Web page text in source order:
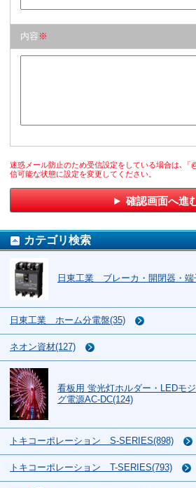
内容 ※
迷惑メール防止のため受信設定をしている場合は､「
信可能な状態に設定を変更してください。
確認画面へ進
カテゴリ検索
日東工業 ブレーカ・開閉器・端
日東工業 ホーム分電盤(35)
ネオン資材(127)
看板用 蛍光灯ホルダー・LEDモ
グ電源AC-DC(124)
トキコーポレーション S-SERIES(898)
トキコーポレーション T-SERIES(793)